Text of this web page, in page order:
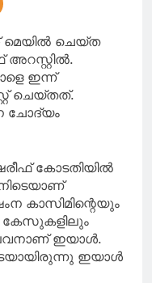
വിതരണം
മെയിൽ ചെയ്ത
ഇന്ന്
ചെയ്തത്.
ചോദ്യം
കോടതിയിൽ
കാസിമിന്റെയും
കേസുകളിലും
ഇയാൾ.
ഇയാൾ